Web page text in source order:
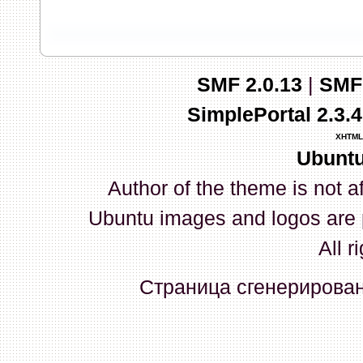
03 Апреля 2026, 10:02:33
whookey:GenKass: с
03 Апреля 2026, 05:22:56
GenKass:По тому же
02 Апреля 2026, 12:56:37
GenKass:Всем доброго
серии (6592) 1-1245, 3-
прошить до 7926, чтобы
Атол 11 видится в системе
SMF 2.0.13|
SimplePortal
XHTML
Author of the theme is not
Ubuntu images and logos
All
Страница